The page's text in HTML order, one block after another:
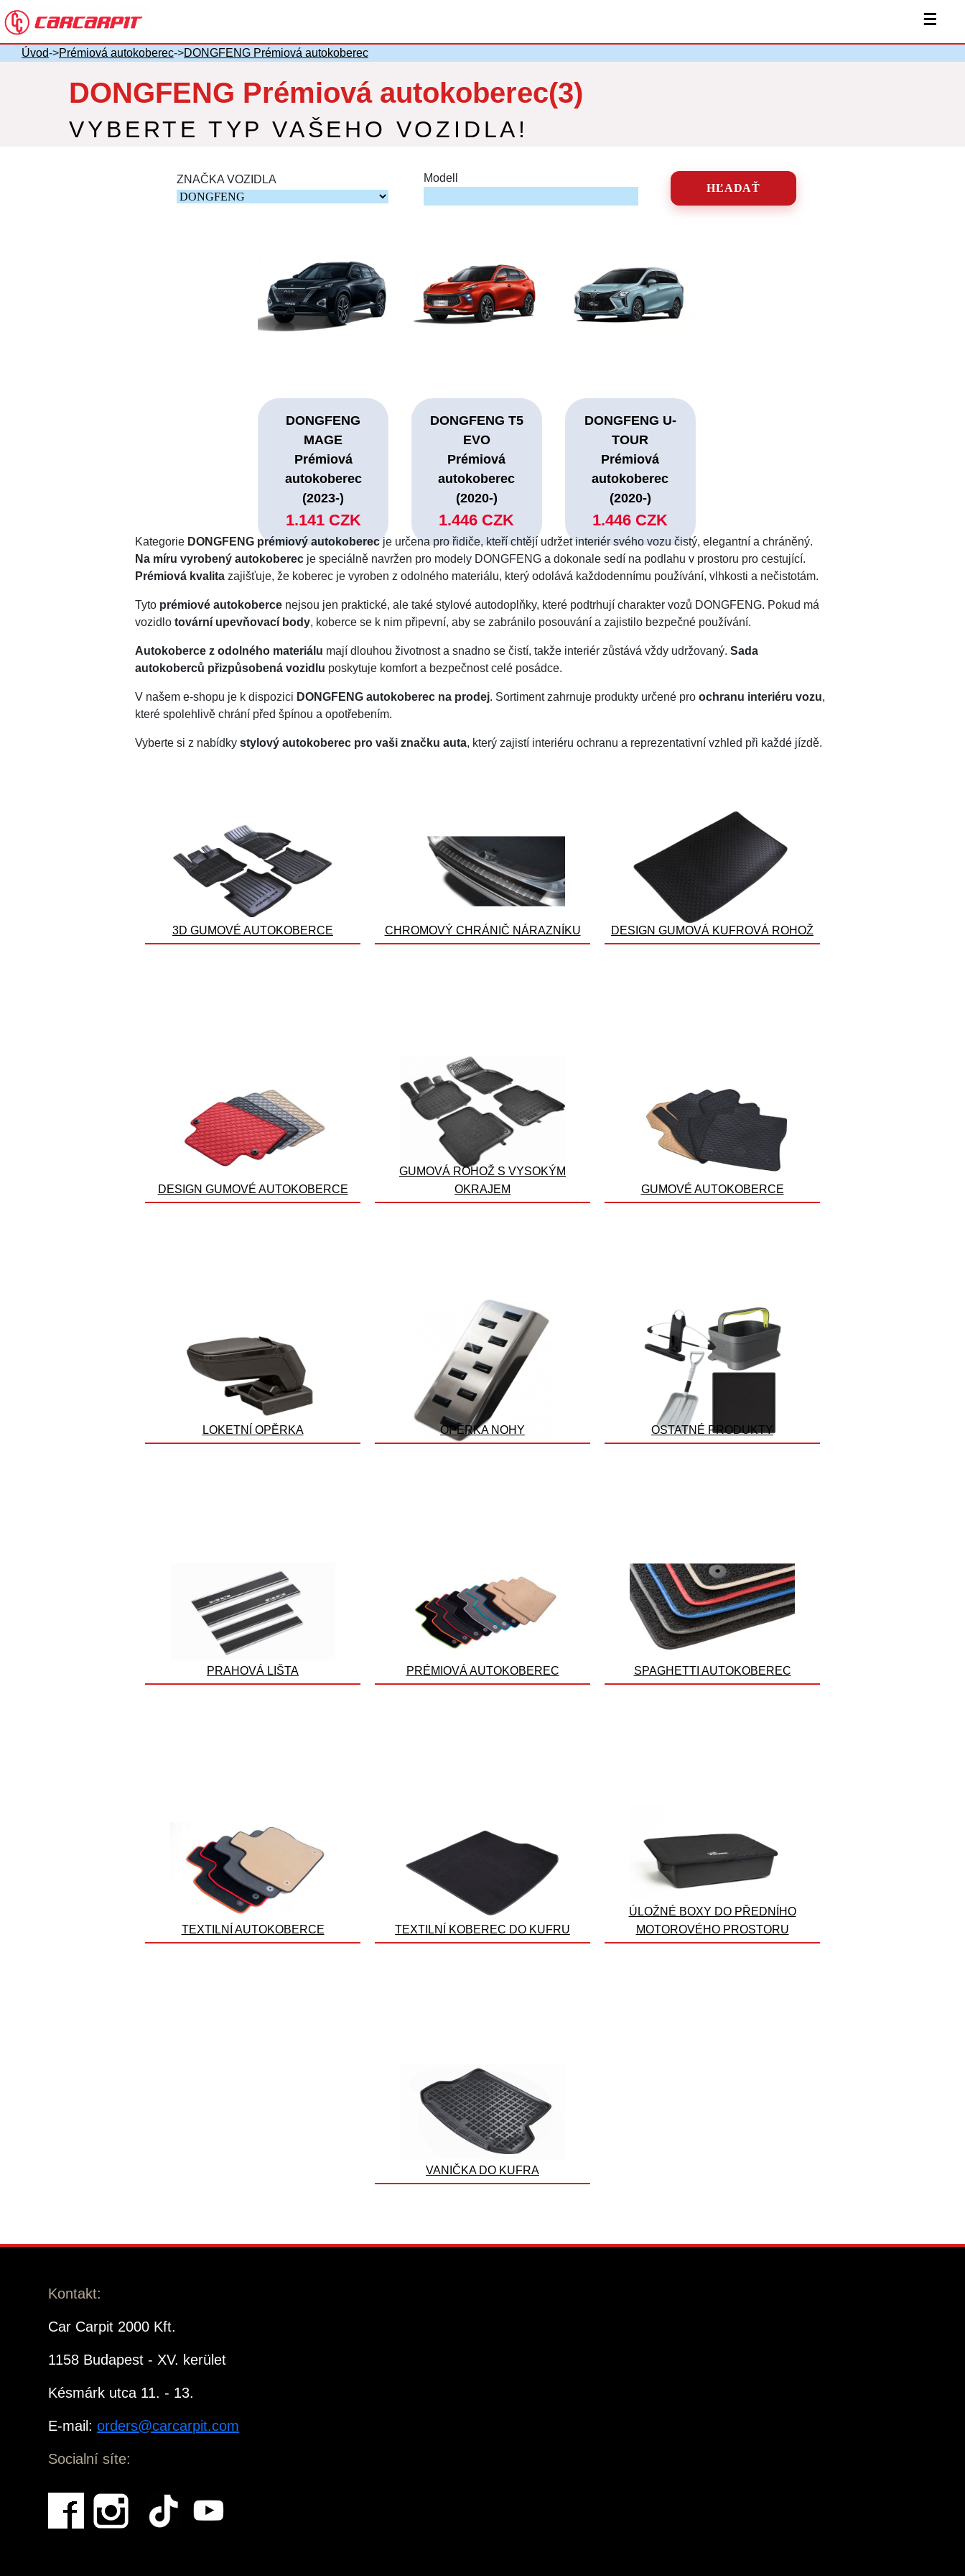
☰
Úvod->Prémiová autokoberec->DONGFENG Prémiová autokoberec
DONGFENG Prémiová autokoberec(3)
VYBERTE TYP VAŠEHO VOZIDLA!
ZNAČKA VOZIDLA
Modell
HĽADAŤ
DONGFENG
MAGE
Prémiová
autokoberec
(2023-)
1.141 CZK
DONGFENG T5
EVO
Prémiová
autokoberec
(2020-)
1.446 CZK
DONGFENG U-
TOUR
Prémiová
autokoberec
(2020-)
1.446 CZK
Kategorie DONGFENG prémiový autokoberecje určena pro řidiče, kteří chtějí udržet interiér svého vozu čistý, elegantní a chráněný.
Na míru vyrobený autokoberec je speciálně navržen pro modely DONGFENG a dokonale sedí na podlahu v prostoru pro cestující.
Prémiová kvalita zajišťuje, že koberec je vyroben z odolného materiálu, který odolává každodennímu používání, vlhkosti a nečistotám.
Tyto prémiové autokoberce nejsou jen praktické, ale také stylové autodoplňky, které podtrhují charakter vozů DONGFENG. Pokud má
vozidlotovární upevňovací body, koberce se k nim připevní, aby se zabránilo posouvání a zajistilo bezpečné používání.
Autokoberce z odolného materiálu mají dlouhou životnost a snadno se čistí, takže interiér zůstává vždy udržovaný.Sada
autokoberců přizpůsobená vozidlu poskytuje komfort a bezpečnost celé posádce.
V našem e-shopu je k dispozici DONGFENG autokoberec na prodej. Sortiment zahrnuje produkty určené proochranu interiéru vozu,
které spolehlivě chrání před špínou a opotřebením.
Vyberte si z nabídkystylový autokoberec pro vaši značku auta, který zajistí interiéru ochranu a reprezentativní vzhled při každé jízdě.
3D GUMOVÉ AUTOKOBERCE CHROMOVÝ CHRÁNIČ NÁRAZNÍKU DESIGN GUMOVÁ KUFROVÁ ROHOŽ
DESIGN GUMOVÉ AUTOKOBERCE
GUMOVÁ ROHOŽ S VYSOKÝM
OKRAJEM
GUMOVÉ AUTOKOBERCE
LOKETNÍ OPĚRKA OPĚRKA NOHY OSTATNÉ PRODUKTY
PRAHOVÁ LIŠTA PRÉMIOVÁ AUTOKOBEREC SPAGHETTI AUTOKOBEREC
TEXTILNÍ AUTOKOBERCE TEXTILNÍ KOBEREC DO KUFRU
ÚLOŽNÉ BOXY DO PŘEDNÍHO
MOTOROVÉHO PROSTORU
VANIČKA DO KUFRA
Kontakt:
Car Carpit 2000 Kft.
1158 Budapest - XV. kerület
Késmárk utca 11. - 13.
E-mail:orders@carcarpit.com
Socialní síte: